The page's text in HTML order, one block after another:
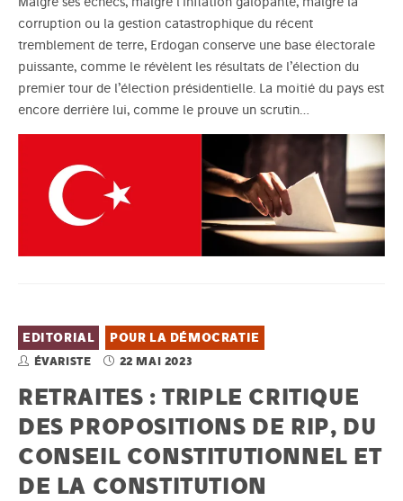
corruption ou la gestion catastrophique du récent
tremblement de terre, Erdogan conserve une base électorale
puissante, comme le révèlent les résultats de l’élection du
premier tour de l’élection présidentielle. La moitié du pays est
encore derrière lui, comme le prouve un scrutin…
EDITORIAL POUR LA DÉMOCRATIE
ÉVARISTE 22 MAI 2023
RETRAITES : TRIPLE CRITIQUE
DES PROPOSITIONS DE RIP, DU
CONSEIL CONSTITUTIONNEL ET
DE LA CONSTITUTION